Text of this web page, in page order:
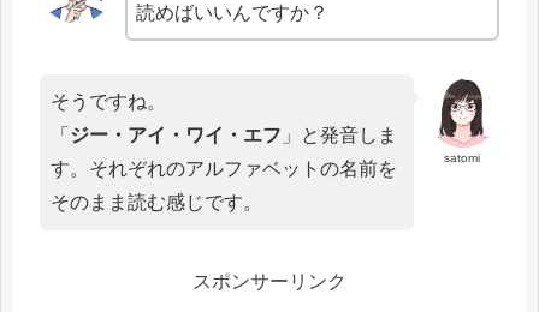
読めばいいんですか？
satomi
そうですね。
「 ジー・アイ・ワイ・エフ 」と発音しま
す。それぞれのアルファベットの名前を
そのまま読む感じです。
スポンサーリンク